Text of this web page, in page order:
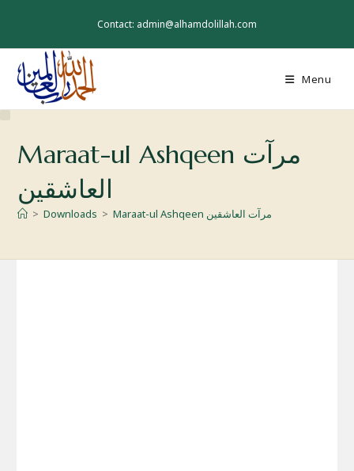
Contact: admin@alhamdolillah.com
Menu
Maraat-ul Ashqeen مرآت
العاشقین
> Downloads > Maraat-ul Ashqeen مرآت العاشقین